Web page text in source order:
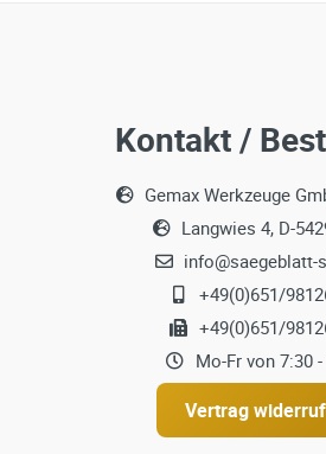
Kontakt /
Gemax Werkzeuge
Langwies 4, D-
info@saegeblatt-
+49(0)651/
+49(0)651/
Mo-Fr von 7:30
Vertrag